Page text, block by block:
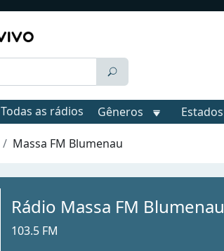
Todas as rádios Gêneros Estados
Massa FM Blumenau
Rádio Massa FM Blumenau
103.5 FM